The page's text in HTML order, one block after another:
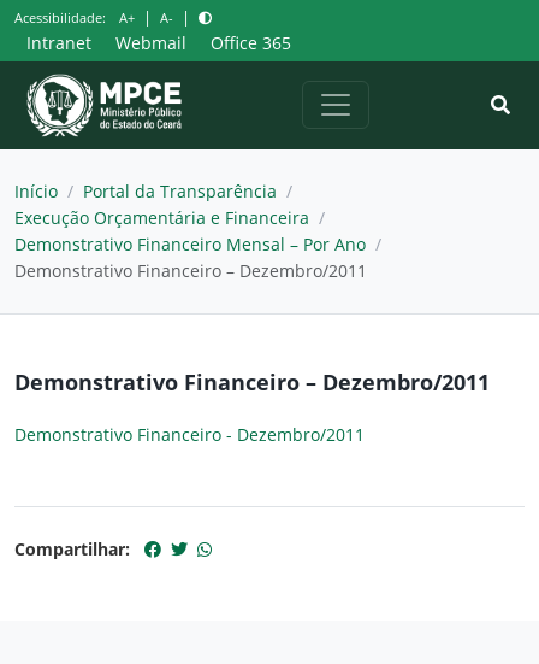
Pular
para
o
conteúdo
Acessibilidade: A+ | A- |
Intranet Webmail Office 365
Início / Portal da Transparência /
Execução Orçamentária e Financeira /
Demonstrativo Financeiro Mensal – Por Ano /
Demonstrativo Financeiro – Dezembro/2011
Demonstrativo Financeiro – Dezembro/2011
Demonstrativo Financeiro - Dezembro/2011
Compartilhar: